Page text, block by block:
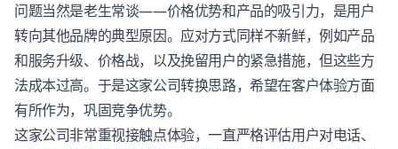
问题当然是老生常谈——价格优势和产品的吸引力，是用户
转向其他品牌的典型原因。应对方式同样不新鲜，例如产品
和服务升级、价格战，以及挽留用户的紧急措施，但这些方
法成本过高。于是这家公司转换思路，希望在客户体验方面
有所作为，巩固竞争优势。
这家公司非常重视接触点体验，一直严格评估用户对电话、